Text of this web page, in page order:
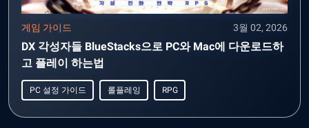
게임 가이드 3월 02, 2026
DX 각성자들 BlueStacks으로 PC와 Mac에 다운로드하
고 플레이 하는법
PC 설정 가이드 롤플레잉 RPG